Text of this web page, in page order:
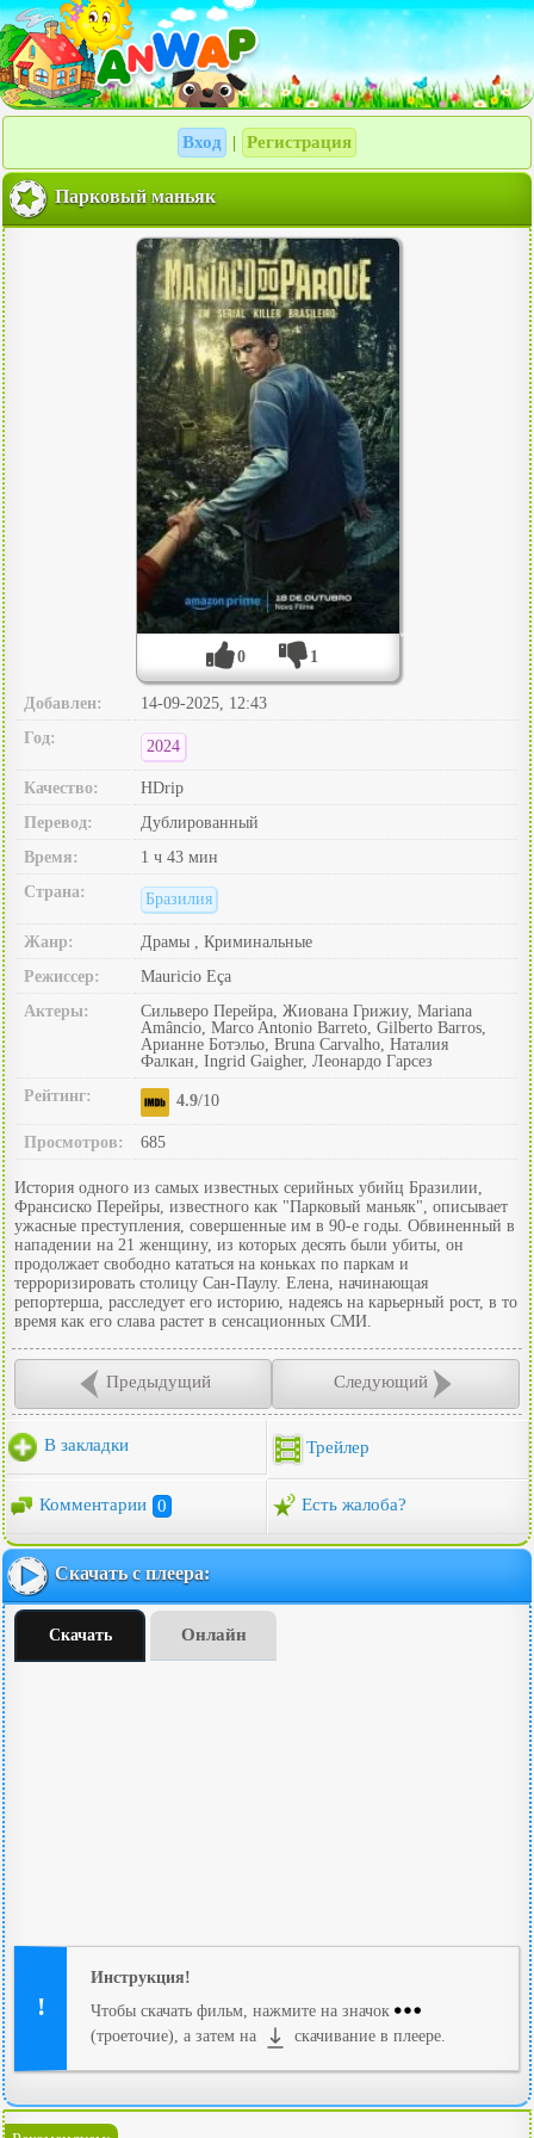
Вход Регистрация
Парковый маньяк
0 1
Добавлен:
14-09-2025, 12:43
Год:
2024
Качество:
HDrip
Перевод:
Дублированный
Время:
1 ч 43 мин
Страна:
Бразилия
Жанр:
Драмы , Криминальные
Режиссер:
Mauricio Eça
Актеры:
Сильверо Перейра, Жиована Грижиу, Mariana
Amâncio, Marco Antonio Barreto, Gilberto Barros,
Арианне Ботэльо, Bruna Carvalho, Наталия
Фалкан, Ingrid Gaigher, Леонардо Гарсез
Рейтинг:
4.9/10
Просмотров: 685
История одного из самых известных серийных убийц Бразилии,
Франсиско Перейры, известного как "Парковый маньяк", описывает
ужасные преступления, совершенные им в 90-е годы. Обвиненный в
нападении на 21 женщину, из которых десять были убиты, он
продолжает свободно кататься на коньках по паркам и
терроризировать столицу Сан-Паулу. Елена, начинающая
репортерша, расследует его историю, надеясь на карьерный рост, в то
время как его слава растет в сенсационных СМИ.
Предыдущий Следующий
В закладки Трейлер
Комментарии 0 Есть жалоба?
Скачать с плеера:
Скачать Онлайн
Инструкция!
Чтобы скачать фильм, нажмите на значок
(троеточие), а затем на
скачивание в плеере.